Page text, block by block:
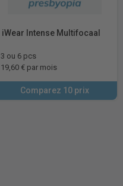
iWear Intense Multifocaal
3 ou 6 pcs
19,60 € par mois
Comparez 10 prix